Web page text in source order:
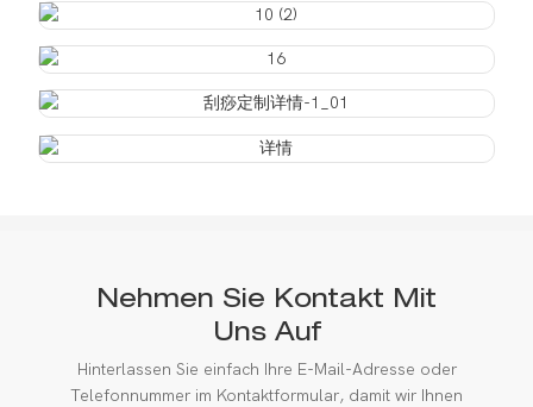
Nehmen Sie Kontakt Mit
Uns Auf
Hinterlassen Sie einfach Ihre E-Mail-Adresse oder
Telefonnummer im Kontaktformular, damit wir Ihnen